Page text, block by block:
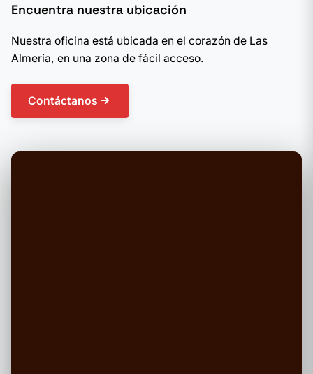
Encuentra nuestra ubicación
Nuestra oficina está ubicada en el corazón de Las
Almería, en una zona de fácil acceso.
Contáctanos